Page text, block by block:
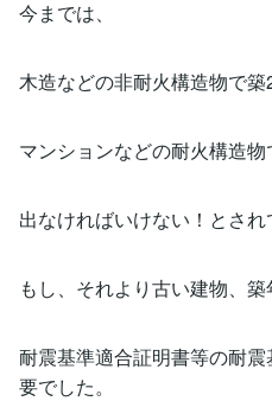
今までは、
木造などの非耐火構造物で築
マンションなどの耐火構造
出なければいけない！とされ
もし、それより古い建物、築
耐震基準適合証明書等の耐
要でした。